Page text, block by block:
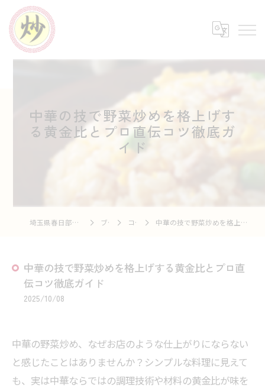
中華の技で野菜炒めを格上げす
る黄金比とプロ直伝コツ徹底ガ
イド
埼玉県春日部の中華なら中華市場 炒 ブログ コラム 中華の技で野菜炒めを格上げする黄金比とプロ直伝コツ徹底ガイド
中華の技で野菜炒めを格上げする黄金比とプロ直
伝コツ徹底ガイド
2025/10/08
中華の野菜炒め、なぜお店のような仕上がりにならない
と感じたことはありませんか？シンプルな料理に見えて
も、実は中華ならではの調理技術や材料の黄金比が味を